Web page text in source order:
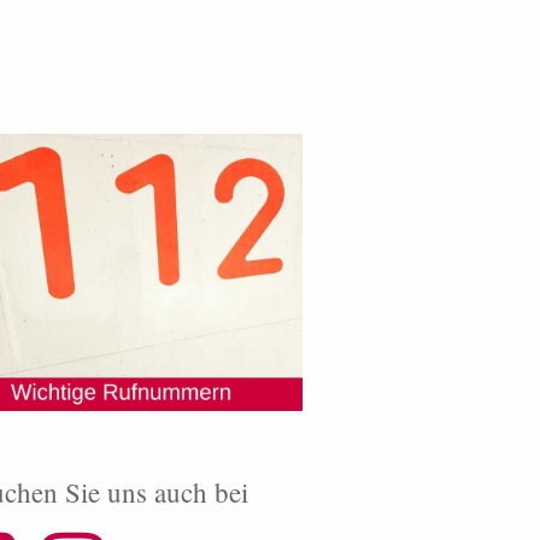
Sie uns auch bei